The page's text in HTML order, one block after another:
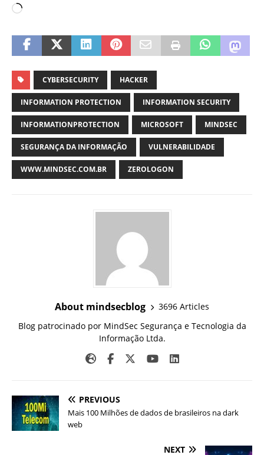
CYBERSECURITY HACKER
INFORMATION PROTECTION INFORMATION SECURITY
INFORMATIONPROTECTION MICROSOFT MINDSEC
SEGURANÇA DA INFORMAÇÃO VULNERABILIDADE
WWW.MINDSEC.COM.BR ZEROLOGON
About mindsecblog
3696 Articles
Blog patrocinado por MindSec Segurança e Tecnologia da
Informação Ltda.
PREVIOUS
Mais 100 Milhões de dados de brasileiros na dark
web
NEXT